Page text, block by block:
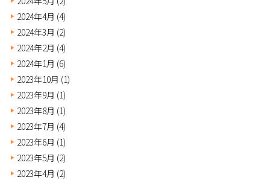
2024年4月 (4)
2024年3月 (2)
2024年2月 (4)
2024年1月 (6)
2023年10月 (1)
2023年9月 (1)
2023年8月 (1)
2023年7月 (4)
2023年6月 (1)
2023年5月 (2)
2023年4月 (2)